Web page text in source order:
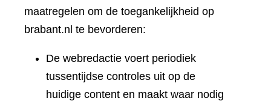
maatregelen om de toegankelijkheid op
brabant.nl te bevorderen:
De webredactie voert periodiek
tussentijdse controles uit op de
huidige content en maakt waar nodig